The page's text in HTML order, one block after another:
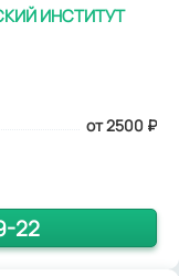
ИНСТИТУТ
от 2500 ₽
22